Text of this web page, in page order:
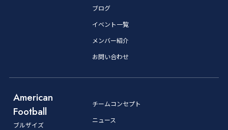
ブログ
イベント一覧
メンバー紹介
お問い合わせ
American
Football
ブルザイズ
チームコンセプト
ニュース